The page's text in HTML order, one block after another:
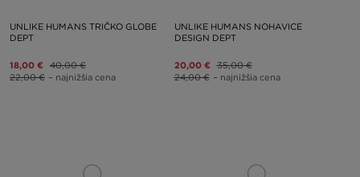
UNLIKE HUMANS TRIČKO GLOBE
DEPT
18,00 € 40,00 €
22,00 € – najnižšia cena
UNLIKE HUMANS NOHAVICE
DESIGN DEPT
20,00 € 35,00 €
24,00 € – najnižšia cena